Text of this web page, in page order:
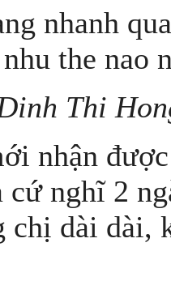
nhanh
the nao
Thi
nhận
nghĩ 2
chị dài dài,